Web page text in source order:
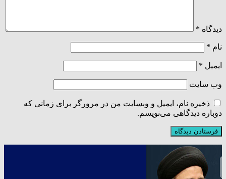
دیدگاه *
نام *
ایمیل *
وب‌ سایت
ذخیره نام، ایمیل و وبسایت من در مرورگر برای زمانی که
دوباره دیدگاهی می‌نویسم.